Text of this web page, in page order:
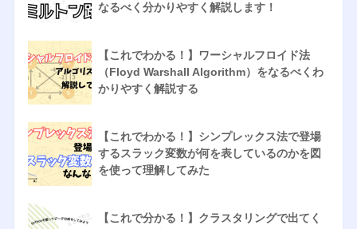
なるべく分かりやすく解説します！
【これでわかる！】ワーシャルフロイド法
（Floyd Warshall Algorithm）をなるべくわ
かりやすく解説する
【これでわかる！】シンプレックス法で登場
するスラック変数が何を表しているのかを図
を使って理解してみた
【これで分かる！】クラスタリングで出てく